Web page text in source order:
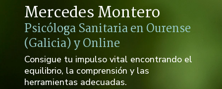
Mercedes Montero
Psicóloga Sanitaria en Ourense
(Galicia) y Online
Consigue tu impulso vital encontrando el
equilibrio, la comprensión y las
herramientas adecuadas.